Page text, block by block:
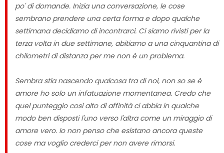
po' di domande. Inizia una conversazione, le cose
sembrano prendere una certa forma e dopo qualche
settimana decidiamo di incontrarci. Ci siamo rivisti per la
terza volta in due settimane, abitiamo a una cinquantina di
chilometri di distanza per me non è un problema.
Sembra stia nascendo qualcosa tra di noi, non so se è
amore ho solo un infatuazione momentanea. Credo che
quel punteggio così alto di affinità ci abbia in qualche
modo ben disposti l'uno verso l'altra come un miraggio di
amore vero. Io non penso che esistano ancora queste
cose ma voglio crederci per non avere rimorsi.